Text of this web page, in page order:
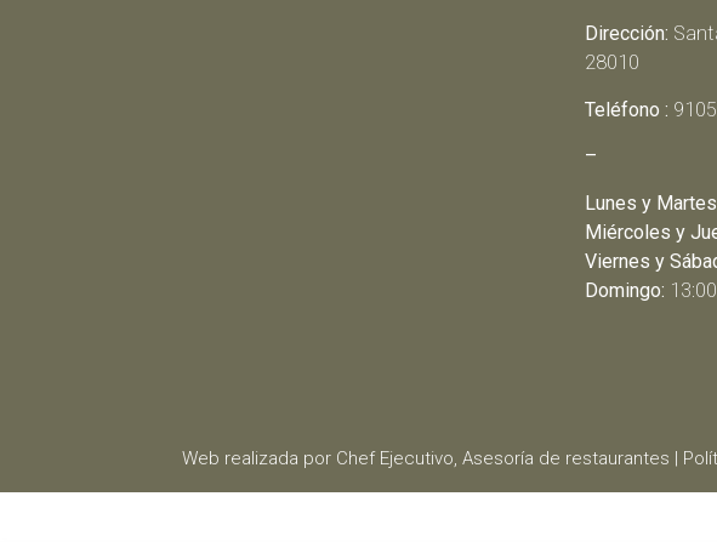
Dirección:
28010
Teléfono :
–
Lunes y
Miércoles y
Viernes y
Domingo:
Web realizada por Chef Ejecutivo, Asesoría de restaurantes |